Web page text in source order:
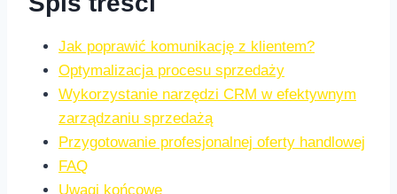
Jak poprawić komunikację z klientem?
Optymalizacja procesu sprzedaży
Wykorzystanie narzędzi CRM w efektywnym
zarządzaniu sprzedażą
Przygotowanie profesjonalnej oferty handlowej
FAQ
Uwagi końcowe